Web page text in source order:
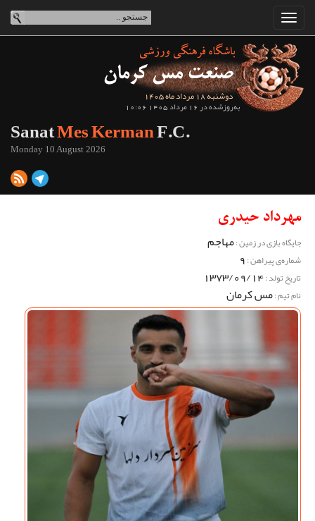
دوشنبه 18 مرداد ماه 1405
به‌روزشده در 16 مرداد 1405 10:06
SanatMes KermanF.C.
Monday 10 August 2026
مهرداد حیدری
جایگاه بازی در زمین :مهاجم
شماره‌ی پیراهن :9
تاریخ تولد :1373/09/14
نام تیم :مس کرمان